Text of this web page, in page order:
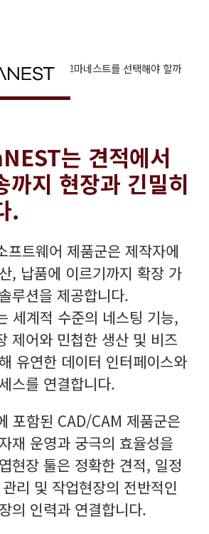
인가? > 왜 시그마네스트를 선택해야 할까
트를 선택해야 할까
는 견적에서
지 현장과 긴밀히
.
트웨어 제품군은 제작자에
, 납품에 이르기까지 확장 가
루션을 제공합니다.
세계적 수준의 네스팅 기능,
제어와 민첩한 생산 및 비즈
유연한 데이터 인터페이스와
스를 연결합니다.
포함된 CAD/CAM 제품군은
재 운영과 궁극의 효율성을
현장 툴은 정확한 견적, 일정
리 및 작업현장의 전반적인
의 인력과 연결합니다.